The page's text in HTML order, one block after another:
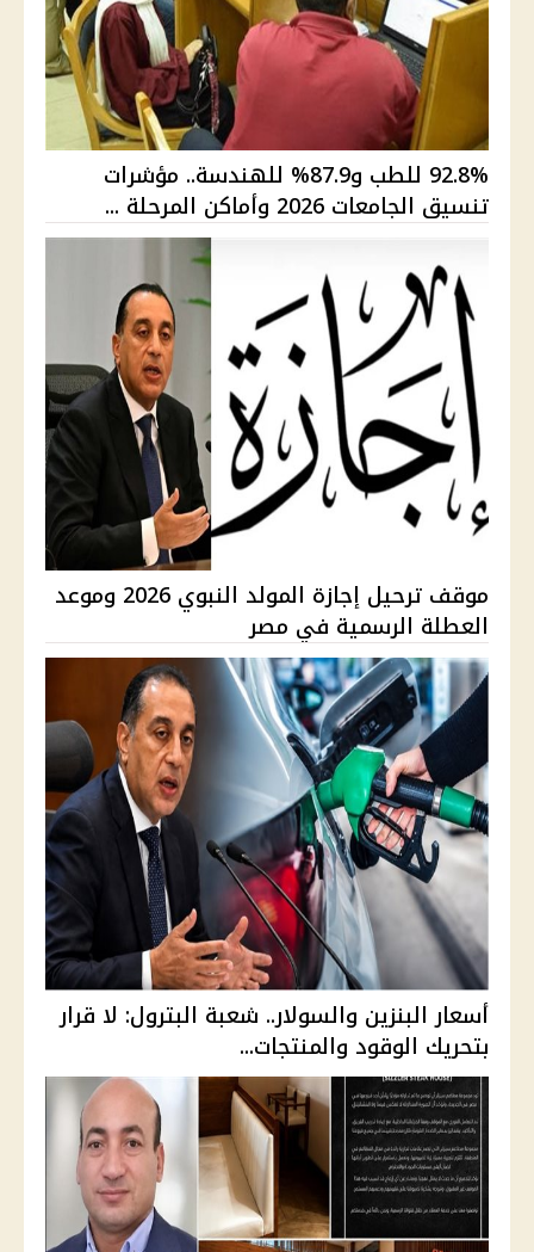
92.8% للطب و87.9% للهندسة.. مؤشرات
تنسيق الجامعات 2026 وأماكن المرحلة ...
موقف ترحيل إجازة المولد النبوي 2026 وموعد
العطلة الرسمية في مصر
أسعار البنزين والسولار.. شعبة البترول: لا قرار
بتحريك الوقود والمنتجات...